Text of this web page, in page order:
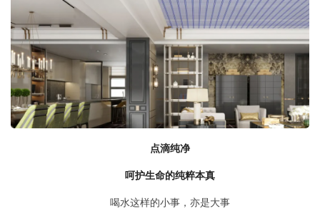
点滴纯净
呵护生命的纯粹本真
喝水这样的小事，亦是大事